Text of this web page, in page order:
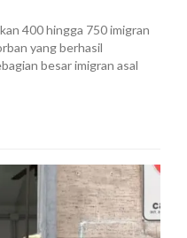
400 hingga 750 imigran
yang berhasil
besar imigran asal